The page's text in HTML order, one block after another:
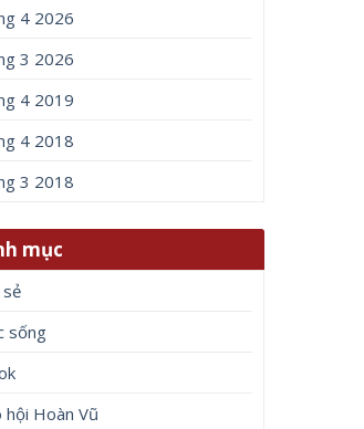
4 2026
3 2026
4 2019
4 2018
3 2018
mục
sẻ
sống
hội Hoàn Vũ